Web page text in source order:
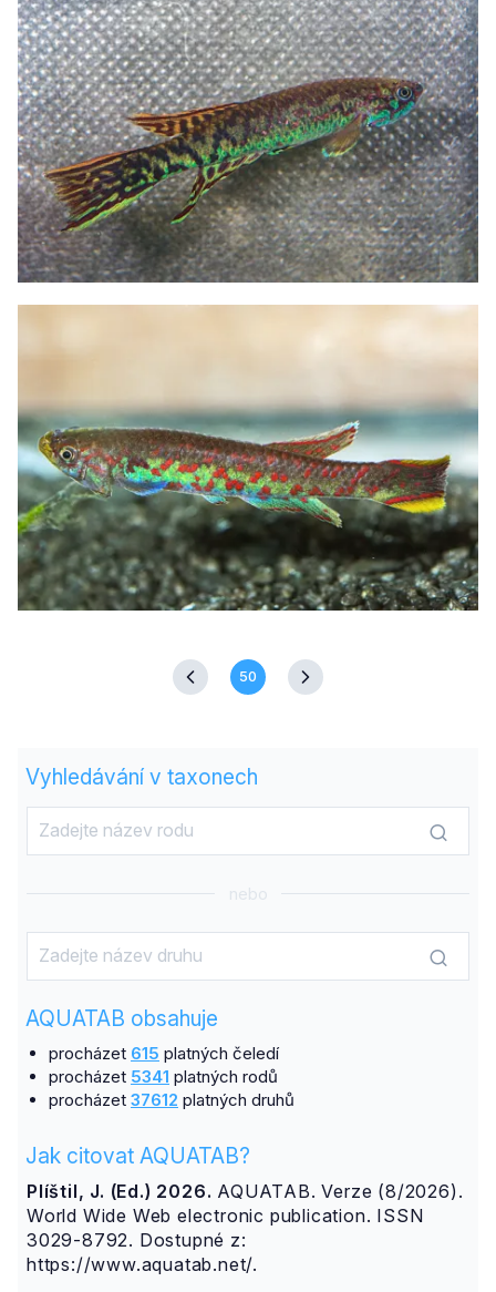
50
Vyhledávání v taxonech
nebo
AQUATAB obsahuje
procházet 615 platných čeledí
procházet 5341 platných rodů
procházet 37612 platných druhů
Jak citovat AQUATAB?
Plíštil, J. (Ed.) 2026. AQUATAB. Verze (8/2026).
World Wide Web electronic publication. ISSN
3029-8792. Dostupné z:
https://www.aquatab.net/.